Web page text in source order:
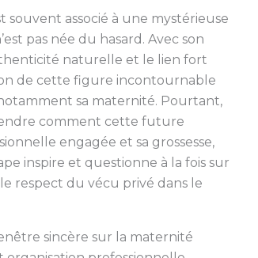
souvent associé à une mystérieuse
pas née du hasard. Avec son
naturelle et le lien fort
de cette figure incontournable
sa maternité. Pourtant,
comment cette future
engagée et sa grossesse,
inspire et questionne à la fois sur
respect du vécu privé dans le
sincère sur la maternité